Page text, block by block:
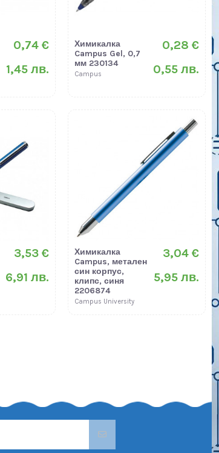
0,74 €
1,45 лв.
Химикалка
Campus Gel, 0,7
мм 230134
Campus
0,28 €
0,55 лв.
3,53 €
6,91 лв.
Химикалка
Campus, метален
син корпус,
клипс, синя
2206874
Campus University
3,04 €
5,95 лв.